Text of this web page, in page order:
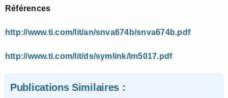
Références
http://www.ti.com/lit/an/snva674b/snva674b.pdf
http://www.ti.com/lit/ds/symlink/lm5017.pdf
Publications Similaires :